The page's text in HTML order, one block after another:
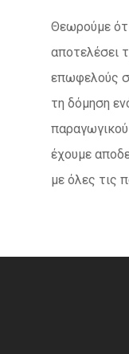
Θεωρούμε
αποτελέσει
επωφελούς
τη δόμηση
έχουμε
με όλες τις